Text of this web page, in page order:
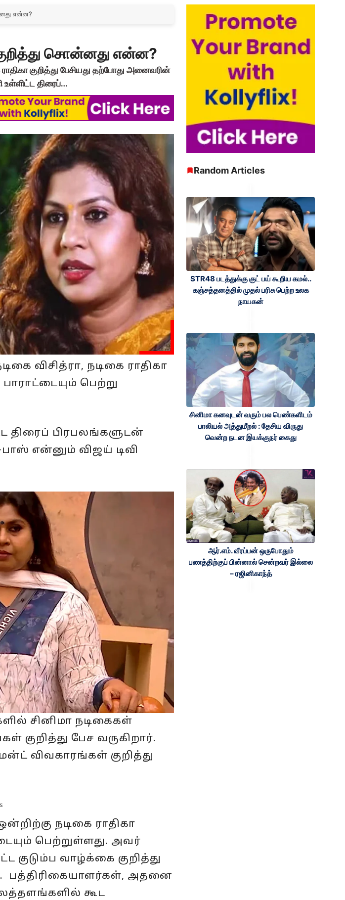
என்ன?
சொன்னது என்ன?
குறித்து பேசியது தற்போது அனைவரின்
உள்ளிட்ட திரைப்…
விசித்ரா, நடிகை ராதிகா
பெற்று
திரைப் பிரபலங்களுடன்
என்னும் விஜய் டிவி
சினிமா நடிகைகள்
குறித்து பேச வருகிறார்.
விவகாரங்கள் குறித்து
நடிகை ராதிகா
பெற்றுள்ளது. அவர்
குடும்ப வாழ்க்கை குறித்து
பத்திரிகையாளர்கள், அதனை
கூட
Random Articles
STR48 படத்துக்கு குட் பய் கூறிய கமல்..
கஞ்சத்தனத்தில் முதல் பரிசு பெற்ற உலக
நாயகன்
சினிமா கனவுடன் வரும் பல பெண்களிடம்
பாலியல் அத்துமீறல் : தேசிய விருது
வென்ற நடன இயக்குநர் கைது
ஆர்.எம். வீரப்பன் ஒருபோதும்
பணத்திற்குப் பின்னால் சென்றவர் இல்லை
– ரஜினிகாந்த்